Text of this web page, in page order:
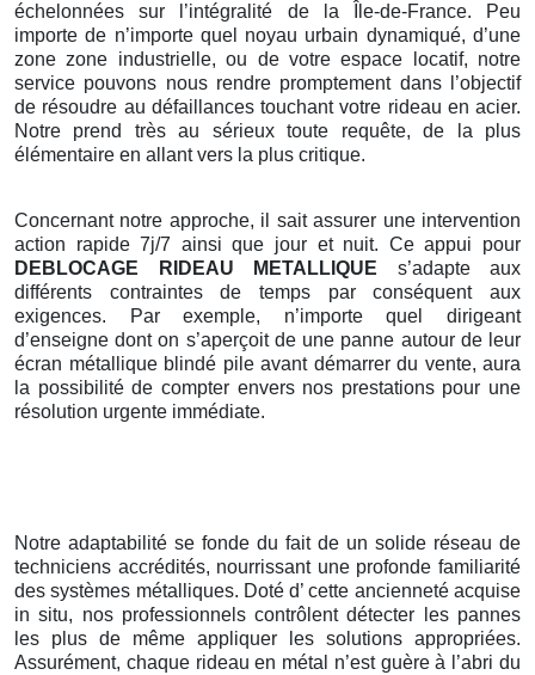
échelonnées sur l’intégralité de la Île-de-France. Peu
importe de n’importe quel noyau urbain dynamiqué, d’une
zone zone industrielle, ou de votre espace locatif, notre
service pouvons nous rendre promptement dans l’objectif
de résoudre au défaillances touchant votre rideau en acier.
Notre prend très au sérieux toute requête, de la plus
élémentaire en allant vers la plus critique.
Concernant notre approche, il sait assurer une intervention
action rapide 7j/7 ainsi que jour et nuit. Ce appui pour
DEBLOCAGE RIDEAU METALLIQUE s’adapte aux
différents contraintes de temps par conséquent aux
exigences. Par exemple, n’importe quel dirigeant
d’enseigne dont on s’aperçoit de une panne autour de leur
écran métallique blindé pile avant démarrer du vente, aura
la possibilité de compter envers nos prestations pour une
résolution urgente immédiate.
Notre adaptabilité se fonde du fait de un solide réseau de
techniciens accrédités, nourrissant une profonde familiarité
des systèmes métalliques. Doté d’ cette ancienneté acquise
in situ, nos professionnels contrôlent détecter les pannes
les plus de même appliquer les solutions appropriées.
Assurément, chaque rideau en métal n’est guère à l’abri du